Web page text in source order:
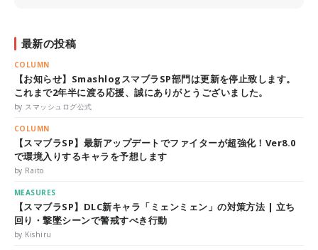
最新の投稿
COLUMN
【お知らせ】SmashlogスマブラSP部門は更新を停止致します。
これまで2年半に渡る応援、誠にありがとうございました。
by スマッシュログ公式
COLUMN
【スマブラSP】最新アップデートでファイターが超強化！Ver8.0
で環境入りするキャラを予想します
by Raito
MEASURES
【スマブラSP】DLC新キャラ「ミェンミェン」の対策方法 | 立ち
回り・撃墜シーンで警戒すべき行動
by Kishiru